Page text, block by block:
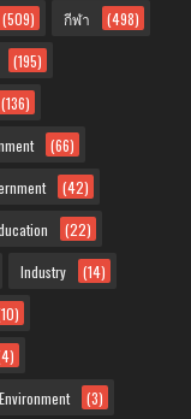
(509) กีฬา (498)
(195)
(136)
(66)
(42)
(22)
Industry (14)
Environment (3)